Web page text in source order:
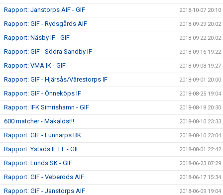
Rapport: Janstorps AIF - GIF 2018-10-07 20:10
Rapport: GIF - Rydsgårds AIF 2018-09-29 20:02
Rapport: Näsby IF - GIF 2018-09-22 20:02
Rapport: GIF - Södra Sandby IF 2018-09-16 19:22
Rapport: VMA IK - GIF 2018-09-08 19:27
Rapport: GIF - Hjärsås/Värestorps IF 2018-09-01 20:00
Rapport: GIF - Önneköps IF 2018-08-25 19:04
Rapport: IFK Simrishamn - GIF 2018-08-18 20:30
600 matcher - Makalöst!! 2018-08-10 23:33
Rapport: GIF - Lunnarps BK 2018-08-10 23:04
Rapport: Ystads IF FF - GIF 2018-08-01 22:42
Rapport: Lunds SK - GIF 2018-06-23 07:29
Rapport: GIF - Veberöds AIF 2018-06-17 15:34
Rapport: GIF - Janstorps AIF 2018-06-09 19:04